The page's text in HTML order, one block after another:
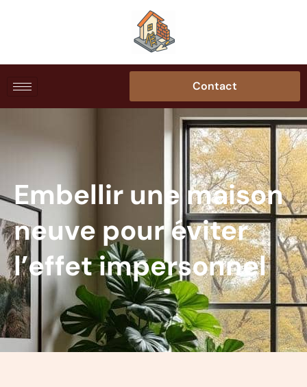
Contact
Embellir une maison
neuve pour éviter
l’effet impersonnel